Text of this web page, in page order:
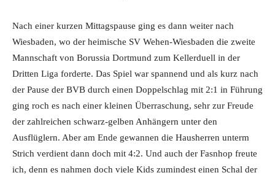
Nach einer kurzen Mittagspause ging es dann weiter nach
Wiesbaden, wo der heimische SV Wehen-Wiesbaden die zweite
Mannschaft von Borussia Dortmund zum Kellerduell in der
Dritten Liga forderte. Das Spiel war spannend und als kurz nach
der Pause der BVB durch einen Doppelschlag mit 2:1 in Führung
ging roch es nach einer kleinen Überraschung, sehr zur Freude
der zahlreichen schwarz-gelben Anhängern unter den
Ausflüglern. Aber am Ende gewannen die Hausherren unterm
Strich verdient dann doch mit 4:2. Und auch der Fasnhop freute
ich, denn es nahmen doch viele Kids zumindest einen Schal der